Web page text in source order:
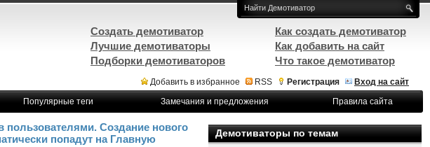
Добавить в избранное RSS Регистрация
Вход на сайт
Популярные теги Замечания и предложения Правила сайта
Создание нового
попадут на Главную
Демотиваторы по темам
Создать демотиватор
Лучшие демотиваторы
Подборки демотиваторов
Как создать демотиватор
Как добавить на сайт
Что такое демотиватор